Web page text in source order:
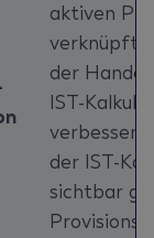
aktiven
verknüpft,
der
IST-
der IST-
sichtbar